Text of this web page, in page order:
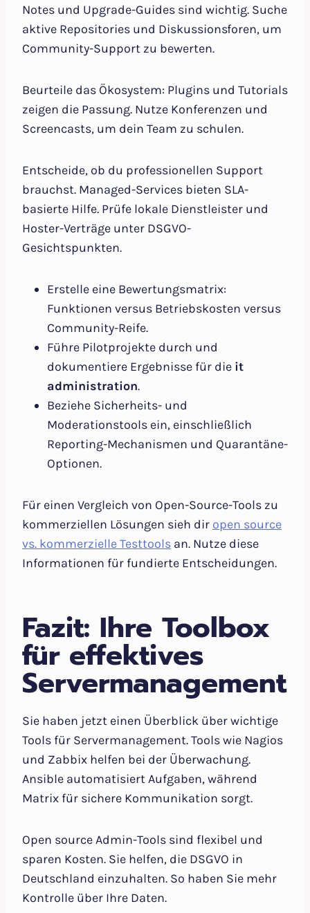
Notes und Upgrade-Guides sind wichtig. Suche
aktive Repositories und Diskussionsforen, um
Community-Support zu bewerten.
Beurteile das Ökosystem: Plugins und Tutorials
zeigen die Passung. Nutze Konferenzen und
Screencasts, um dein Team zu schulen.
Entscheide, ob du professionellen Support
brauchst. Managed-Services bieten SLA-
basierte Hilfe. Prüfe lokale Dienstleister und
Hoster-Verträge unter DSGVO-
Gesichtspunkten.
Erstelle eine Bewertungsmatrix:
Funktionen versus Betriebskosten versus
Community-Reife.
Führe Pilotprojekte durch und
dokumentiere Ergebnisse für die it
administration.
Beziehe Sicherheits- und
Moderationstools ein, einschließlich
Reporting-Mechanismen und Quarantäne-
Optionen.
Für einen Vergleich von Open-Source-Tools zu
kommerziellen Lösungen sieh dir open source
vs. kommerzielle Testtools an. Nutze diese
Informationen für fundierte Entscheidungen.
Fazit: Ihre Toolbox
für effektives
Servermanagement
Sie haben jetzt einen Überblick über wichtige
Tools für Servermanagement. Tools wie Nagios
und Zabbix helfen bei der Überwachung.
Ansible automatisiert Aufgaben, während
Matrix für sichere Kommunikation sorgt.
Open source Admin-Tools sind flexibel und
sparen Kosten. Sie helfen, die DSGVO in
Deutschland einzuhalten. So haben Sie mehr
Kontrolle über Ihre Daten.